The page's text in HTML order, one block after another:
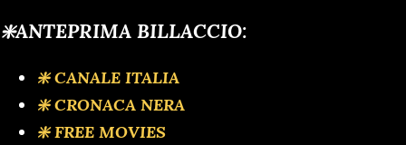
❇️ANTEPRIMA BILLACCIO:
❇️ CANALE ITALIA
❇️ CRONACA NERA
❇️ FREE MOVIES